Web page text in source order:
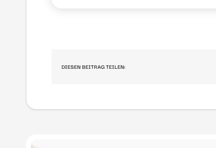
DIESEN BEITRAG TEILEN: